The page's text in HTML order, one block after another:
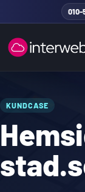
Hoppa till innehåll010-
Sök på hela
Sök efter:
KUNDCASE